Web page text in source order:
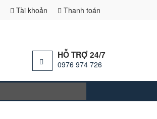
Tài khoản Thanh toán
HỖ TRỢ 24/7
0976 974 726